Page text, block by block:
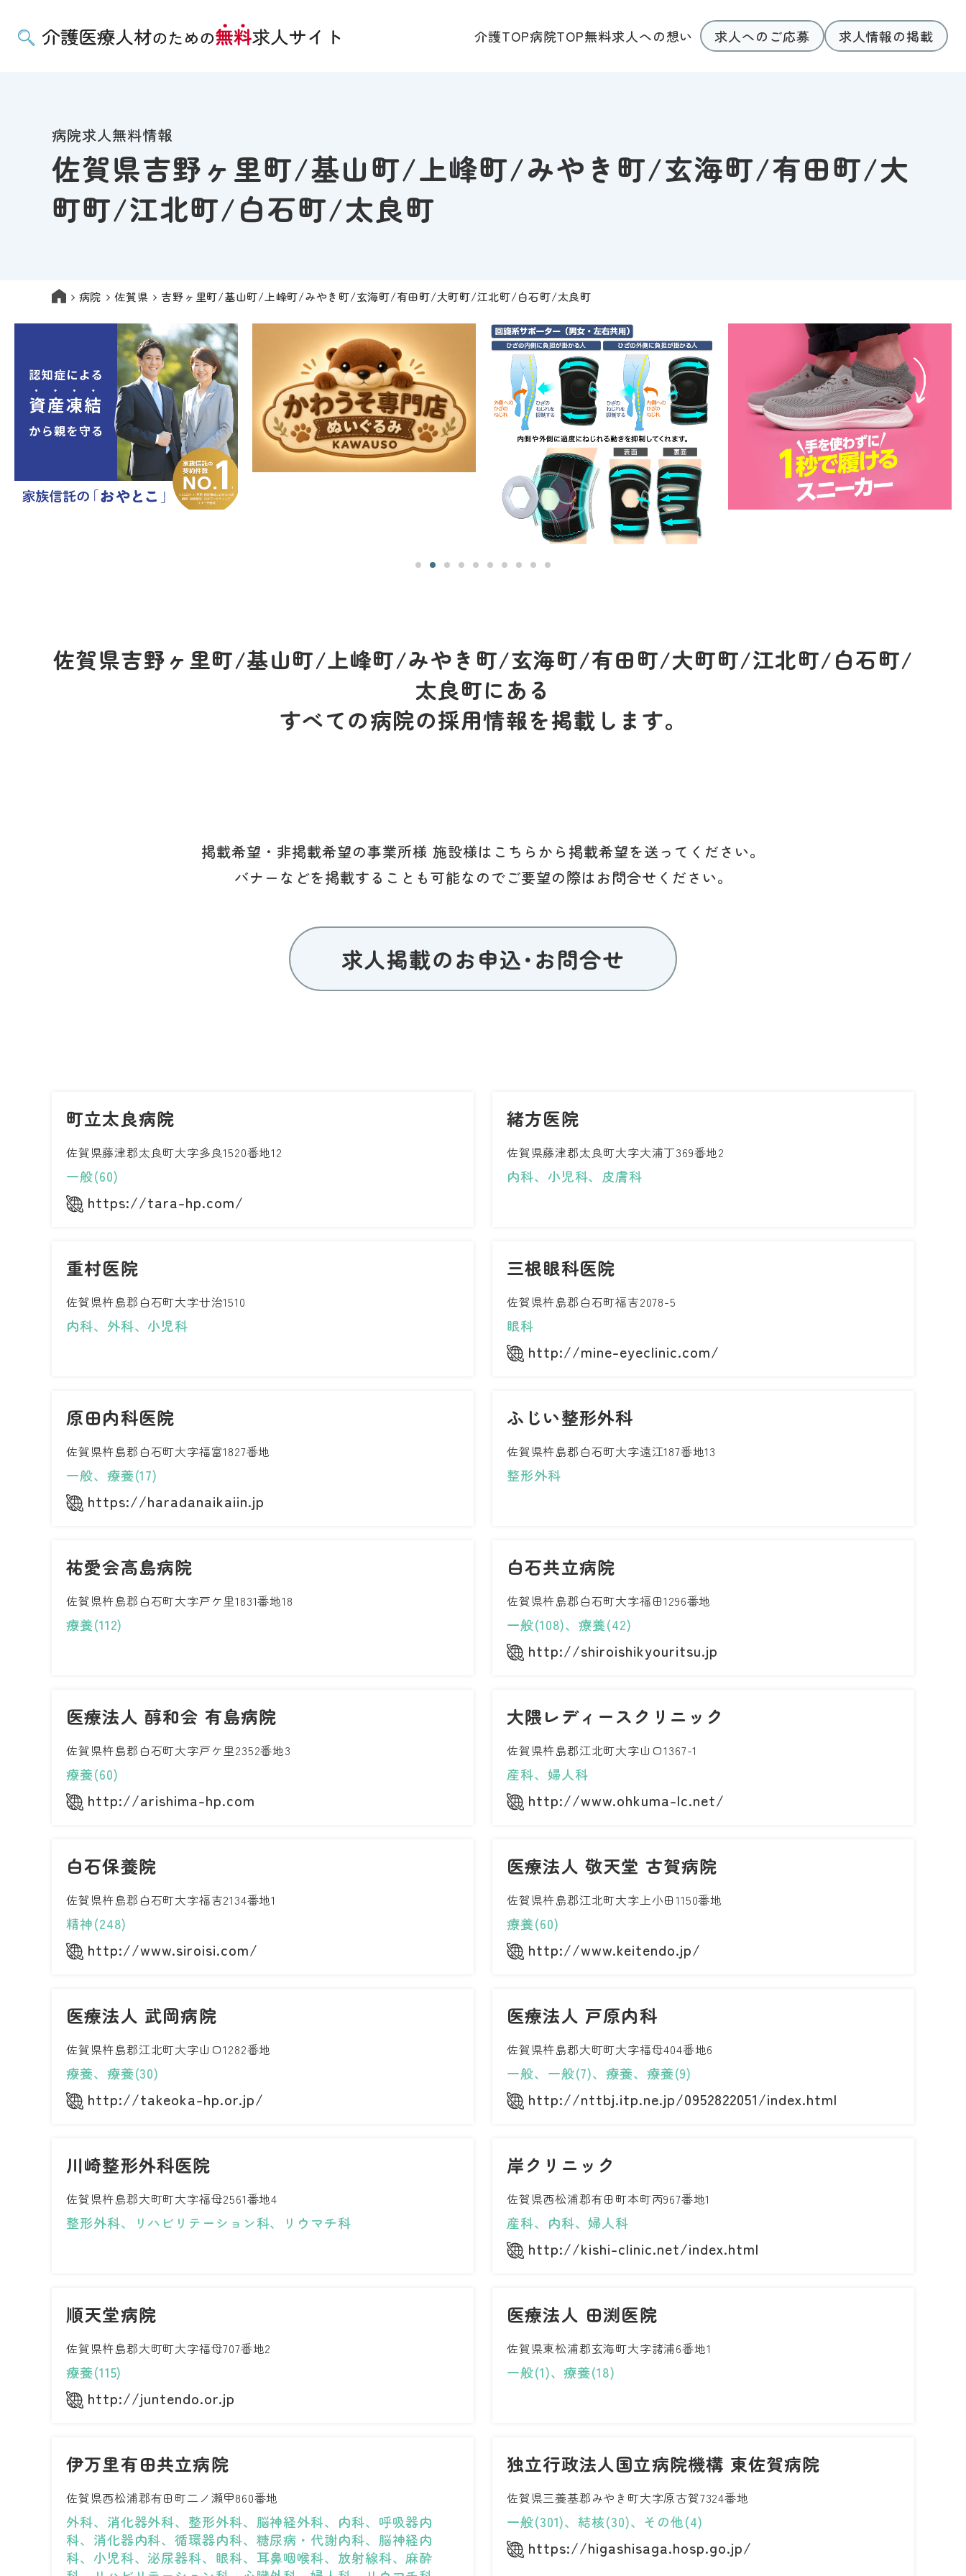
介護TOP病院TOP無料求人への想い 求人へのご応募 求人情報の掲載
病院求人無料情報
佐賀県吉野ヶ里町/基山町/上峰町/みやき町/玄海町/有田町/大
町町/江北町/白石町/太良町
病院 佐賀県 吉野ヶ里町/基山町/上峰町/みやき町/玄海町/有田町/大町町/江北町/白石町/太良町
佐賀県吉野ヶ里町/基山町/上峰町/みやき町/玄海町/有田町/大町町/江北町/白石町/
太良町にある
すべての病院の採用情報を掲載します。
掲載希望・非掲載希望の事業所様 施設様はこちらから掲載希望を送ってください。
バナーなどを掲載することも可能なのでご要望の際はお問合せください。
求人掲載のお申込･お問合せ
町立太良病院
佐賀県藤津郡太良町大字多良1520番地12
一般(60)
https://tara-hp.com/
緒方医院
佐賀県藤津郡太良町大字大浦丁369番地2
内科、小児科、皮膚科
重村医院
佐賀県杵島郡白石町大字廿治1510
内科、外科、小児科
三根眼科医院
佐賀県杵島郡白石町福吉2078-5
眼科
http://mine-eyeclinic.com/
原田内科医院
佐賀県杵島郡白石町大字福富1827番地
一般、療養(17)
https://haradanaikaiin.jp
ふじい整形外科
佐賀県杵島郡白石町大字遠江187番地13
整形外科
祐愛会高島病院
佐賀県杵島郡白石町大字戸ケ里1831番地18
療養(112)
白石共立病院
佐賀県杵島郡白石町大字福田1296番地
一般(108)、療養(42)
http://shiroishikyouritsu.jp
医療法人 醇和会 有島病院
佐賀県杵島郡白石町大字戸ケ里2352番地3
療養(60)
http://arishima-hp.com
大隈レディースクリニック
佐賀県杵島郡江北町大字山口1367-1
産科、婦人科
http://www.ohkuma-lc.net/
白石保養院
佐賀県杵島郡白石町大字福吉2134番地1
精神(248)
http://www.siroisi.com/
医療法人 敬天堂 古賀病院
佐賀県杵島郡江北町大字上小田1150番地
療養(60)
http://www.keitendo.jp/
医療法人 武岡病院
佐賀県杵島郡江北町大字山口1282番地
療養、療養(30)
http://takeoka-hp.or.jp/
医療法人 戸原内科
佐賀県杵島郡大町町大字福母404番地6
一般、一般(7)、療養、療養(9)
http://nttbj.itp.ne.jp/0952822051/index.html
川崎整形外科医院
佐賀県杵島郡大町町大字福母2561番地4
整形外科、リハビリテーション科、リウマチ科
岸クリニック
佐賀県西松浦郡有田町本町丙967番地1
産科、内科、婦人科
http://kishi-clinic.net/index.html
順天堂病院
佐賀県杵島郡大町町大字福母707番地2
療養(115)
http://juntendo.or.jp
医療法人 田渕医院
佐賀県東松浦郡玄海町大字諸浦6番地1
一般(1)、療養(18)
伊万里有田共立病院
佐賀県西松浦郡有田町二ノ瀬甲860番地
外科、消化器外科、整形外科、脳神経外科、内科、呼吸器内
科、消化器内科、循環器内科、糖尿病・代謝内科、脳神経内
科、小児科、泌尿器科、眼科、耳鼻咽喉科、放射線科、麻酔
独立行政法人国立病院機構 東佐賀病院
佐賀県三養基郡みやき町大字原古賀7324番地
一般(301)、結核(30)、その他(4)
https://higashisaga.hosp.go.jp/